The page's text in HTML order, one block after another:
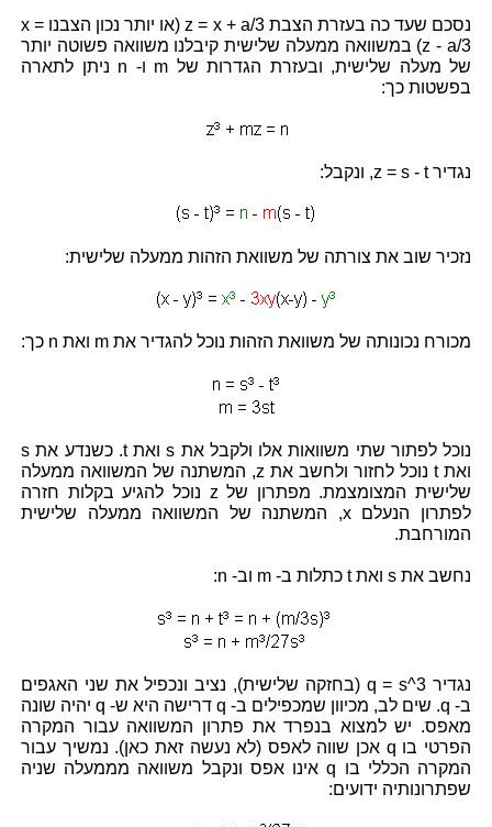
נסכם שעד כה בעזרת הצבת z = x + a/3 (או יותר נכון הצבנו x =
z - a/3) במשוואה ממעלה שלישית קיבלנו משוואה פשוטה יותר
של מעלה שלישית, ובעזרת הגדרות של m ו- n ניתן לתארה
בפשטות כך:
נגדיר z = s - t, ונקבל:
נזכיר שוב את צורתה של משוואת הזהות ממעלה שלישית:
מכורח נכונותה של משוואת הזהות נוכל להגדיר את m ואת n כך:
נוכל לפתור שתי משוואות אלו ולקבל את s ואת t. כשנדע את s
ואת t נוכל לחזור ולחשב את z, המשתנה של המשוואה ממעלה
שלישית המצומצמת. מפתרון של z נוכל להגיע בקלות חזרה
לפתרון הנעלם x, המשתנה של המשוואה ממעלה שלישית
המורחבת.
נחשב את s ואת t כתלות ב- m וב- n:
נגדיר q = s^3 (בחזקה שלישית), נציב ונכפיל את שני האגפים
ב- q. שים לב, מכיוון שמכפילים ב- q דרישה היא ש- q יהיה שונה
מאפס. יש למצוא בנפרד את פתרון המשוואה עבור המקרה
הפרטי בו q אכן שווה לאפס (לא נעשה זאת כאן). נמשיך עבור
המקרה הכללי בו q אינו אפס ונקבל משוואה מממעלה שניה
שפתרונותיה ידועים: